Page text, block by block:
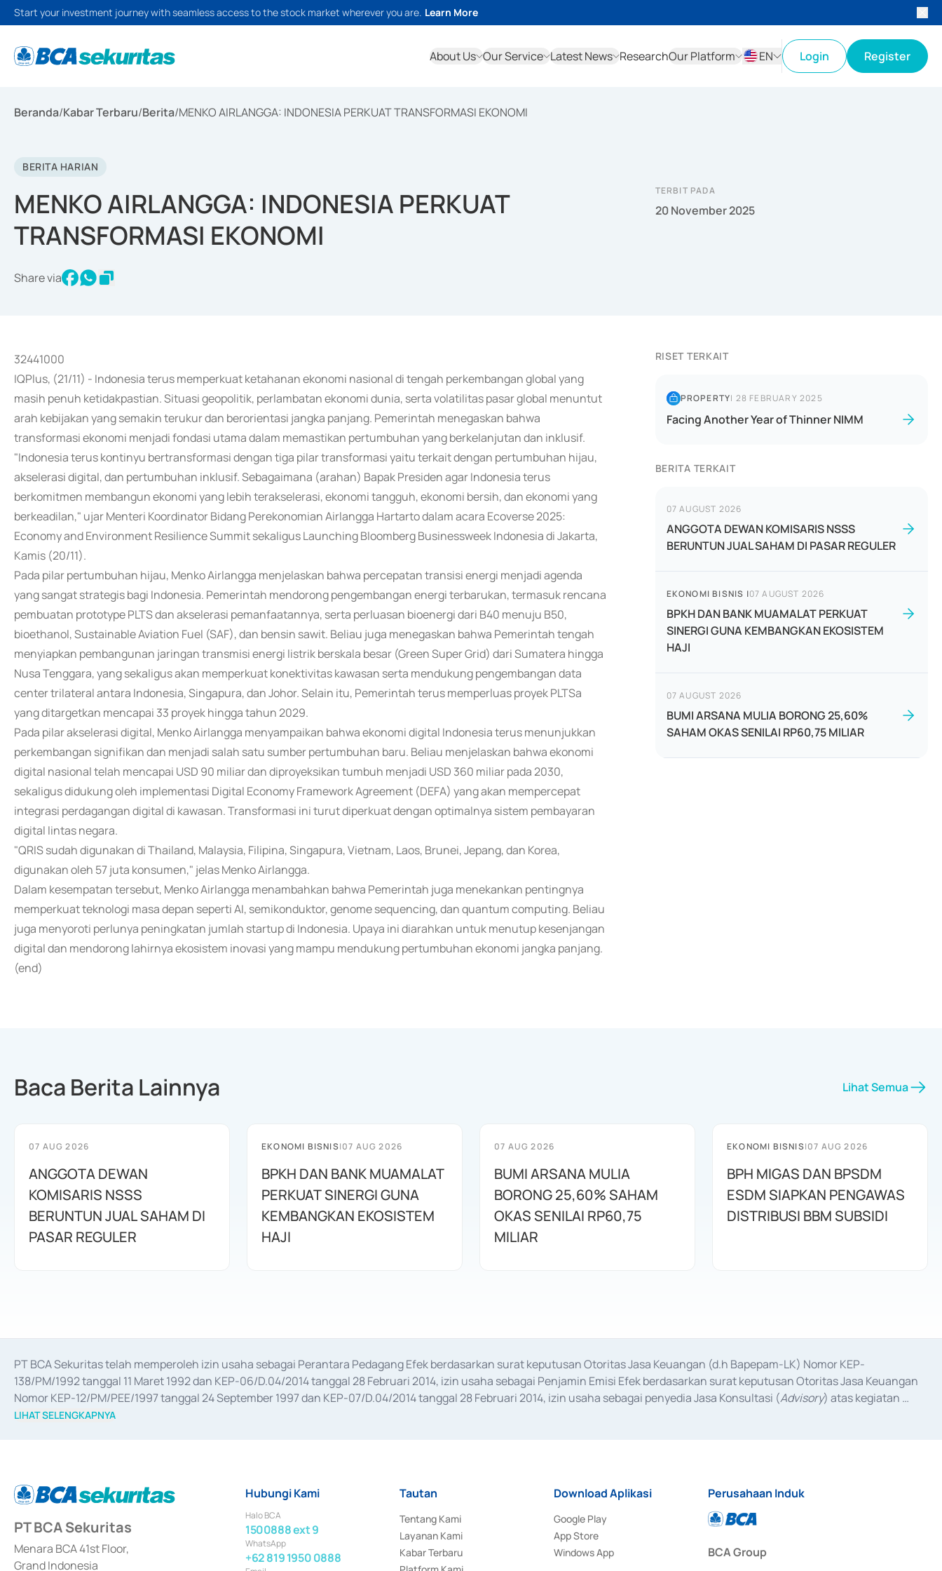
Start your investment journey with seamless access to the stock market wherever you are. Learn More
About Us Our Service Latest News ResearchOur Platform
EN
Login Register
Beranda/Kabar Terbaru/Berita/MENKO AIRLANGGA: INDONESIA PERKUAT TRANSFORMASI EKONOMI
BERITA HARIAN
MENKO AIRLANGGA: INDONESIA PERKUAT
TRANSFORMASI EKONOMI
Share via
TERBIT PADA
20 November 2025
32441000
IQPlus, (21/11) - Indonesia terus memperkuat ketahanan ekonomi nasional di tengah perkembangan global yang
masih penuh ketidakpastian. Situasi geopolitik, perlambatan ekonomi dunia, serta volatilitas pasar global menuntut
arah kebijakan yang semakin terukur dan berorientasi jangka panjang. Pemerintah menegaskan bahwa
transformasi ekonomi menjadi fondasi utama dalam memastikan pertumbuhan yang berkelanjutan dan inklusif.
"Indonesia terus kontinyu bertransformasi dengan tiga pilar transformasi yaitu terkait dengan pertumbuhan hijau,
akselerasi digital, dan pertumbuhan inklusif. Sebagaimana (arahan) Bapak Presiden agar Indonesia terus
berkomitmen membangun ekonomi yang lebih terakselerasi, ekonomi tangguh, ekonomi bersih, dan ekonomi yang
berkeadilan," ujar Menteri Koordinator Bidang Perekonomian Airlangga Hartarto dalam acara Ecoverse 2025:
Economy and Environment Resilience Summit sekaligus Launching Bloomberg Businessweek Indonesia di Jakarta,
Kamis (20/11).
Pada pilar pertumbuhan hijau, Menko Airlangga menjelaskan bahwa percepatan transisi energi menjadi agenda
yang sangat strategis bagi Indonesia. Pemerintah mendorong pengembangan energi terbarukan, termasuk rencana
pembuatan prototype PLTS dan akselerasi pemanfaatannya, serta perluasan bioenergi dari B40 menuju B50,
bioethanol, Sustainable Aviation Fuel (SAF), dan bensin sawit. Beliau juga menegaskan bahwa Pemerintah tengah
menyiapkan pembangunan jaringan transmisi energi listrik berskala besar (Green Super Grid) dari Sumatera hingga
Nusa Tenggara, yang sekaligus akan memperkuat konektivitas kawasan serta mendukung pengembangan data
center trilateral antara Indonesia, Singapura, dan Johor. Selain itu, Pemerintah terus memperluas proyek PLTSa
yang ditargetkan mencapai 33 proyek hingga tahun 2029.
Pada pilar akselerasi digital, Menko Airlangga menyampaikan bahwa ekonomi digital Indonesia terus menunjukkan
perkembangan signifikan dan menjadi salah satu sumber pertumbuhan baru. Beliau menjelaskan bahwa ekonomi
digital nasional telah mencapai USD 90 miliar dan diproyeksikan tumbuh menjadi USD 360 miliar pada 2030,
sekaligus didukung oleh implementasi Digital Economy Framework Agreement (DEFA) yang akan mempercepat
integrasi perdagangan digital di kawasan. Transformasi ini turut diperkuat dengan optimalnya sistem pembayaran
digital lintas negara.
"QRIS sudah digunakan di Thailand, Malaysia, Filipina, Singapura, Vietnam, Laos, Brunei, Jepang, dan Korea,
digunakan oleh 57 juta konsumen," jelas Menko Airlangga.
Dalam kesempatan tersebut, Menko Airlangga menambahkan bahwa Pemerintah juga menekankan pentingnya
memperkuat teknologi masa depan seperti AI, semikonduktor, genome sequencing, dan quantum computing. Beliau
juga menyoroti perlunya peningkatan jumlah startup di Indonesia. Upaya ini diarahkan untuk menutup kesenjangan
digital dan mendorong lahirnya ekosistem inovasi yang mampu mendukung pertumbuhan ekonomi jangka panjang.
(end)
RISET TERKAIT
PROPERTY| 28 FEBRUARY 2025
Facing Another Year of Thinner NIMM
BERITA TERKAIT
07 AUGUST 2026
ANGGOTA DEWAN KOMISARIS NSSS
BERUNTUN JUAL SAHAM DI PASAR REGULER
EKONOMI BISNIS |07 AUGUST 2026
BPKH DAN BANK MUAMALAT PERKUAT
SINERGI GUNA KEMBANGKAN EKOSISTEM
HAJI
07 AUGUST 2026
BUMI ARSANA MULIA BORONG 25,60%
SAHAM OKAS SENILAI RP60,75 MILIAR
Baca Berita Lainnya Lihat Semua
07 AUG 2026
ANGGOTA DEWAN
KOMISARIS NSSS
BERUNTUN JUAL SAHAM DI
PASAR REGULER
EKONOMI BISNIS|07 AUG 2026
BPKH DAN BANK MUAMALAT
PERKUAT SINERGI GUNA
KEMBANGKAN EKOSISTEM
HAJI
07 AUG 2026
BUMI ARSANA MULIA
BORONG 25,60% SAHAM
OKAS SENILAI RP60,75
MILIAR
EKONOMI BISNIS|07 AUG 2026
BPH MIGAS DAN BPSDM
ESDM SIAPKAN PENGAWAS
DISTRIBUSI BBM SUBSIDI
PT BCA Sekuritas telah memperoleh izin usaha sebagai Perantara Pedagang Efek berdasarkan surat keputusan Otoritas Jasa Keuangan (d.h Bapepam-LK) Nomor KEP-
138/PM/1992 tanggal 11 Maret 1992 dan KEP-06/D.04/2014 tanggal 28 Februari 2014, izin usaha sebagai Penjamin Emisi Efek berdasarkan surat keputusan Otoritas Jasa Keuangan
Nomor KEP-12/PM/PEE/1997 tanggal 24 September 1997 dan KEP-07/D.04/2014 tanggal 28 Februari 2014, izin usaha sebagai penyedia Jasa Konsultasi (Advisory) atas kegiatan
merger, akuisisi, divestasi, dan
LIHAT SELENGKAPNYA
PT BCA Sekuritas
Menara BCA 41st Floor,
Grand Indonesia
Hubungi Kami
Halo BCA
1500888 ext 9
WhatsApp
+62 819 1950 0888
Tautan
Tentang Kami
Layanan Kami
Kabar Terbaru
Download Aplikasi
Google Play
App Store
Windows App
Perusahaan Induk
BCA Group